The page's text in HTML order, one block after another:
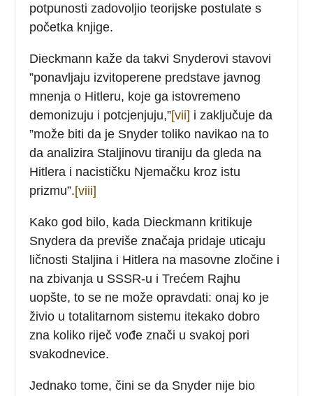
potpunosti zadovoljio teorijske postulate s
početka knjige.
Dieckmann kaže da takvi Snyderovi stavovi
”ponavljaju izvitoperene predstave javnog
mnenja o Hitleru, koje ga istovremeno
demonizuju i potcjenjuju,”[vii] i zaključuje da
”može biti da je Snyder toliko navikao na to
da analizira Staljinovu tiraniju da gleda na
Hitlera i nacističku Njemačku kroz istu
prizmu”.[viii]
Kako god bilo, kada Dieckmann kritikuje
Snydera da previše značaja pridaje uticaju
ličnosti Staljina i Hitlera na masovne zločine i
na zbivanja u SSSR-u i Trećem Rajhu
uopšte, to se ne može opravdati: onaj ko je
živio u totalitarnom sistemu itekako dobro
zna koliko riječ vođe znači u svakoj pori
svakodnevice.
Jednako tome, čini se da Snyder nije bio